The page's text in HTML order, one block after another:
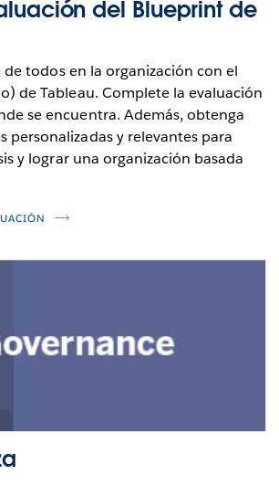
del Blueprint de
todos en la organización con el
de Tableau. Complete la evaluación
se encuentra. Además, obtenga
personalizadas y relevantes para
y lograr una organización basada